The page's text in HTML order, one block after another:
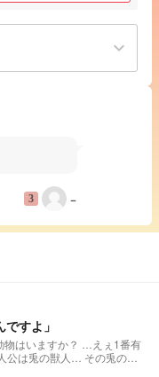
keyboard_arrow_down
3 −
すよ」
物はいますか？ …えぇ1番有
公は兎の獣人… その兎の獣